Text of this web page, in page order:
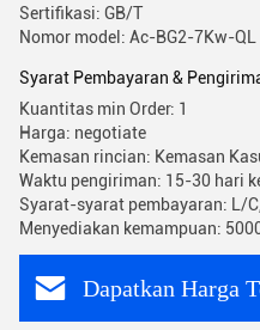
Sertifikasi: GB/T
Nomor model: Ac-BG2-7Kw-QL
Syarat Pembayaran &
Kuantitas min Order: 1
Harga: negotiate
Kemasan rincian: Kemasan
Waktu pengiriman: 15-30 hari
Syarat-syarat pembayaran: L/
Menyediakan kemampuan:
Dapatkan Harga